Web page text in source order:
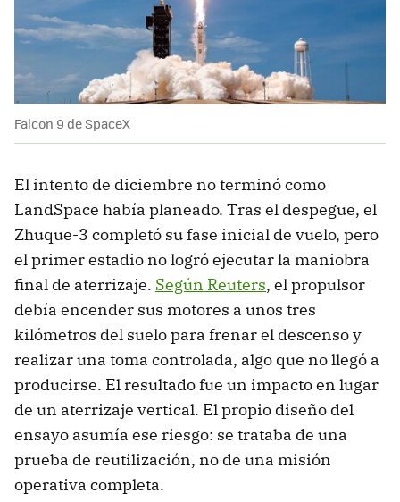
Falcon 9 de SpaceX
El intento de diciembre no terminó como
LandSpace había planeado. Tras el despegue, el
Zhuque-3 completó su fase inicial de vuelo, pero
el primer estadio no logró ejecutar la maniobra
final de aterrizaje. Según Reuters, el propulsor
debía encender sus motores a unos tres
kilómetros del suelo para frenar el descenso y
realizar una toma controlada, algo que no llegó a
producirse. El resultado fue un impacto en lugar
de un aterrizaje vertical. El propio diseño del
ensayo asumía ese riesgo: se trataba de una
prueba de reutilización, no de una misión
operativa completa.